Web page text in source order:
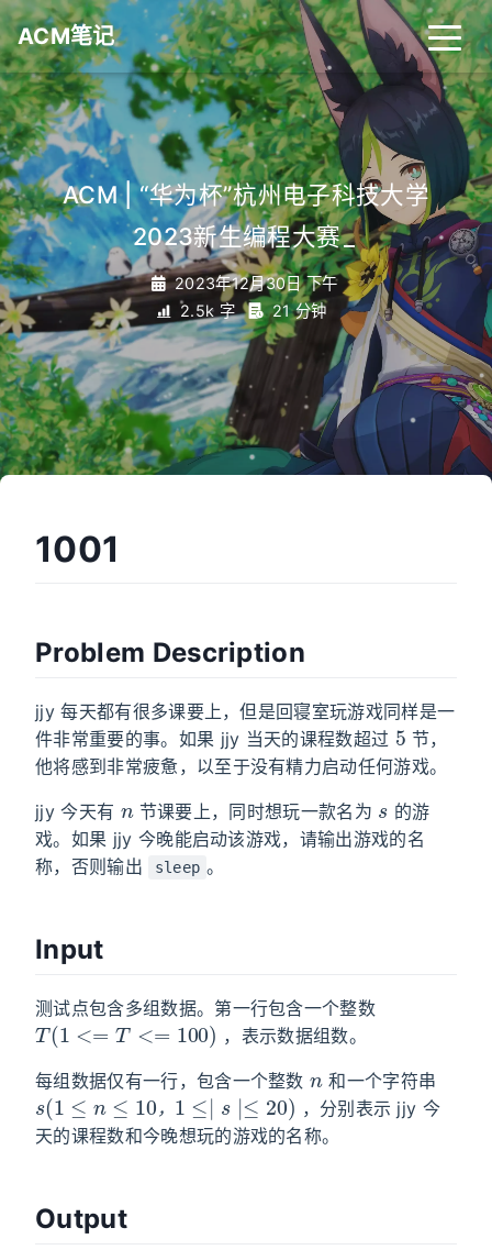
ACM笔记
ACM | “华为杯”杭州电子科技大学
2023新生编程大赛_
2023年12月30日 下午
2.5k 字
21 分钟
1001
Problem Description
jjy 每天都有很多课要上，但是回寝室玩游戏同样是一
件非常重要的事。如果 jjy 当天的课程数超过
5
节，
他将感到非常疲惫，以至于没有精力启动任何游戏。
jjy 今天有 节课要上，同时想玩一款名为
的游
戏。如果 jjy 今晚能启动该游戏，请输出游戏的名
称，否则输出
sleep 。
Input
测试点包含多组数据。第一行包含一个整数
T(1<=T<=100)
，表示数据组数。
每组数据仅有一行，包含一个整数 和一个字符串
，
s(1≤n≤10，1≤∣s∣≤20)
，分别表示 jjy 今
天的课程数和今晚想玩的游戏的名称。
Output